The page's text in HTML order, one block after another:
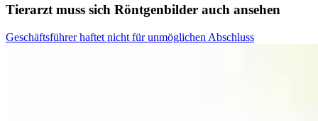
Tierarzt muss sich Röntgenbilder auch ansehen
Geschäftsführer haftet nicht für unmöglichen Abschluss